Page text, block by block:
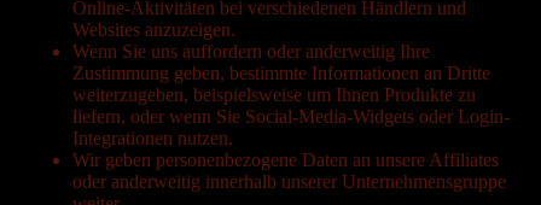
Online-Aktivitäten bei verschiedenen Händlern und
Websites anzuzeigen.
Wenn Sie uns auffordern oder anderweitig Ihre
Zustimmung geben, bestimmte Informationen an Dritte
weiterzugeben, beispielsweise um Ihnen Produkte zu
liefern, oder wenn Sie Social-Media-Widgets oder Login-
Integrationen nutzen.
Wir geben personenbezogene Daten an unsere Affiliates
oder anderweitig innerhalb unserer Unternehmensgruppe